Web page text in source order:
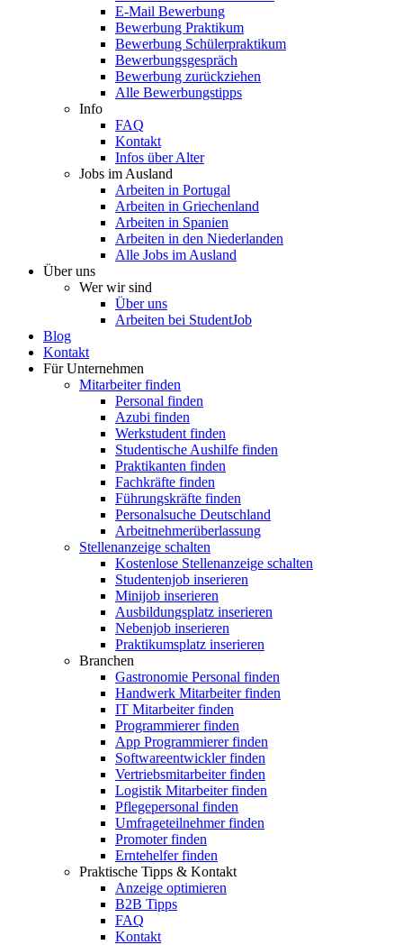
E-Mail Bewerbung
Bewerbung Praktikum
Bewerbung Schülerpraktikum
Bewerbungsgespräch
Bewerbung zurückziehen
Alle Bewerbungstipps
Info
FAQ
Kontakt
Infos über Alter
Jobs im Ausland
Arbeiten in Portugal
Arbeiten in Griechenland
Arbeiten in Spanien
Arbeiten in den Niederlanden
Alle Jobs im Ausland
Über uns
Wer wir sind
Über uns
Arbeiten bei StudentJob
Blog
Kontakt
Für Unternehmen
Mitarbeiter finden
Personal finden
Azubi finden
Werkstudent finden
Studentische Aushilfe finden
Praktikanten finden
Fachkräfte finden
Führungskräfte finden
Personalsuche Deutschland
Arbeitnehmerüberlassung
Stellenanzeige schalten
Kostenlose Stellenanzeige schalten
Studentenjob inserieren
Minijob inserieren
Ausbildungsplatz inserieren
Nebenjob inserieren
Praktikumsplatz inserieren
Branchen
Gastronomie Personal finden
Handwerk Mitarbeiter finden
IT Mitarbeiter finden
Programmierer finden
App Programmierer finden
Softwareentwickler finden
Vertriebsmitarbeiter finden
Logistik Mitarbeiter finden
Pflegepersonal finden
Umfrageteilnehmer finden
Promoter finden
Erntehelfer finden
Praktische Tipps & Kontakt
Anzeige optimieren
B2B Tipps
FAQ
Kontakt